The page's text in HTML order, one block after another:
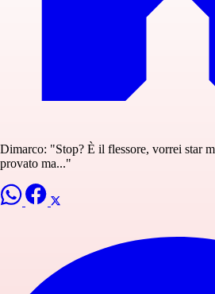
Dimarco: "Stop? È il flessore, vorrei star
provato ma..."